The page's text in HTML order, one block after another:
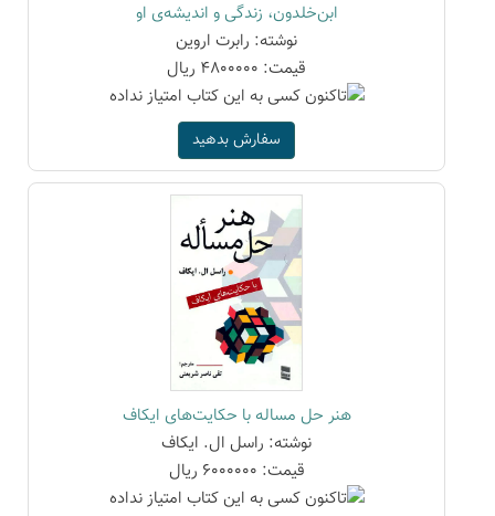
ابن‌خلدون، زندگی و اندیشه‌ی او
نوشته: رابرت اروین
قیمت: 4800000 ریال
سفارش بدهید
هنر حل مساله با حکایت‌های ایکاف
نوشته: راسل ال. ایکاف
قیمت: 6000000 ریال